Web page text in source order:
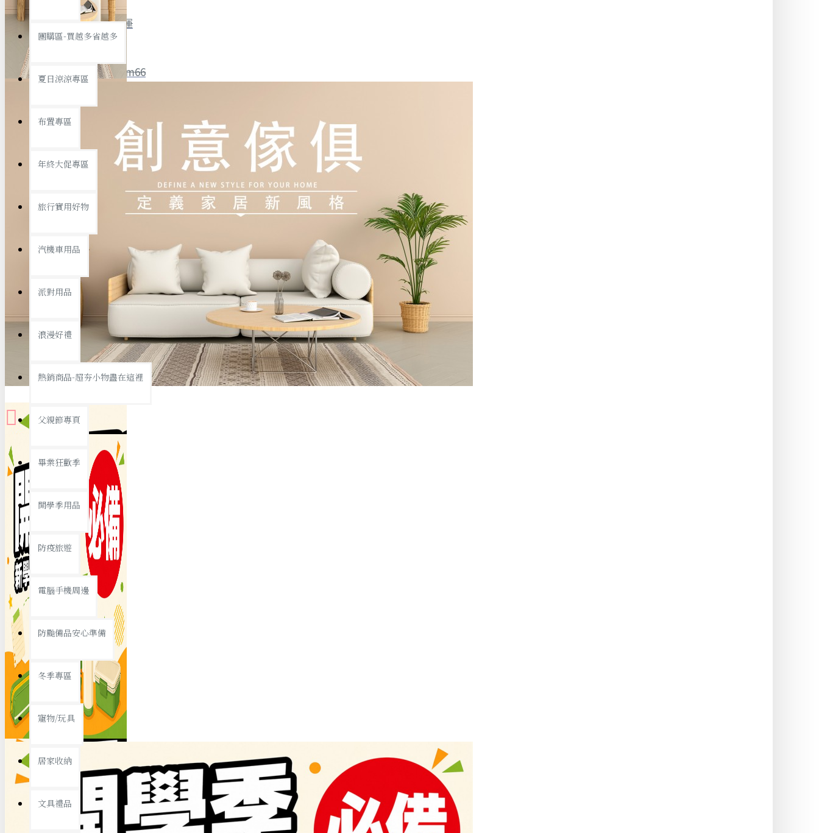
全館限時滿799免運
聯絡我們 ID : @ym66
優惠活動 最新活動
旅行收納
汽機車用品
查看更多
置物架/收納櫃
銅板精選
19元專區
39元專區
節慶熱賣
春節/新年
團購區-買越多省越多
夏日涼涼專區
布置專區
年終大促專區
旅行實用好物
汽機車用品
派對用品
浪漫好禮
熱銷商品-超夯小物盡在這裡
父親節專頁
畢業狂歡季
開學季用品
防疫旅遊
電腦手機周邊
防颱備品安心準備
冬季專區
寵物/玩具
居家收納
文具禮品